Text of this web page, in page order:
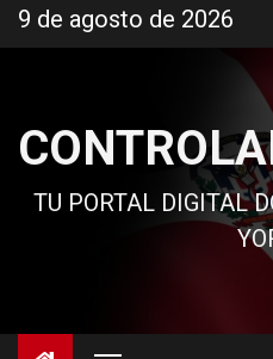
al
9 de agosto de 2026
TU PORTAL DIGITAL